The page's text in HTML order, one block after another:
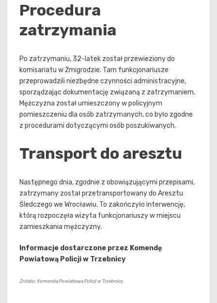
Procedura
zatrzymania
Po zatrzymaniu, 32-latek został przewieziony do
komisariatu w Żmigrodzie. Tam funkcjonariusze
przeprowadzili niezbędne czynności administracyjne,
sporządzając dokumentację związaną z zatrzymaniem.
Mężczyzna został umieszczony w policyjnym
pomieszczeniu dla osób zatrzymanych, co było zgodne
z procedurami dotyczącymi osób poszukiwanych.
Transport do aresztu
Następnego dnia, zgodnie z obowiązującymi przepisami,
zatrzymany został przetransportowany do Aresztu
Śledczego we Wrocławiu. To zakończyło interwencję,
którą rozpoczęła wizyta funkcjonariuszy w miejscu
zamieszkania mężczyzny.
Informacje dostarczone przez Komendę
Powiatową Policji w Trzebnicy
Źródło: Komenda Powiatowa Policji w Trzebnicy